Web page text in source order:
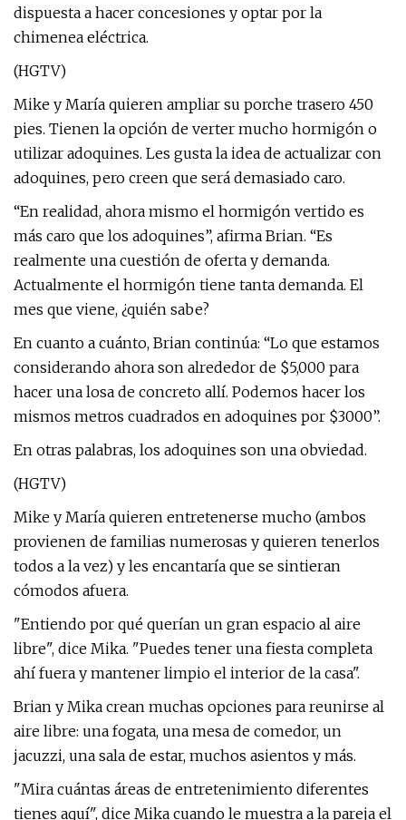
dispuesta a hacer concesiones y optar por la
chimenea eléctrica.
(HGTV)
Mike y María quieren ampliar su porche trasero 450
pies. Tienen la opción de verter mucho hormigón o
utilizar adoquines. Les gusta la idea de actualizar con
adoquines, pero creen que será demasiado caro.
“En realidad, ahora mismo el hormigón vertido es
más caro que los adoquines”, afirma Brian. “Es
realmente una cuestión de oferta y demanda.
Actualmente el hormigón tiene tanta demanda. El
mes que viene, ¿quién sabe?
En cuanto a cuánto, Brian continúa: “Lo que estamos
considerando ahora son alrededor de $5,000 para
hacer una losa de concreto allí. Podemos hacer los
mismos metros cuadrados en adoquines por $3000”.
En otras palabras, los adoquines son una obviedad.
(HGTV)
Mike y María quieren entretenerse mucho (ambos
provienen de familias numerosas y quieren tenerlos
todos a la vez) y les encantaría que se sintieran
cómodos afuera.
"Entiendo por qué querían un gran espacio al aire
libre", dice Mika. "Puedes tener una fiesta completa
ahí fuera y mantener limpio el interior de la casa".
Brian y Mika crean muchas opciones para reunirse al
aire libre: una fogata, una mesa de comedor, un
jacuzzi, una sala de estar, muchos asientos y más.
"Mira cuántas áreas de entretenimiento diferentes
tienes aquí", dice Mika cuando le muestra a la pareja el